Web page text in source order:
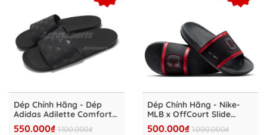
Dép Chính Hãng - Dép
Adidas Adilette Comfort
Slides "Black" - GV9736
550.000₫ 1.100.000₫
Dép Chính Hãng - Nike-
MLB x OffCourt Slide
"Clevelan" - DH6987-001
500.000₫ 1.000.000₫